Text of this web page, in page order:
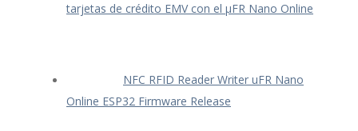
tarjetas de crédito EMV con el μFR Nano Online
NFC RFID Reader Writer uFR Nano
Online ESP32 Firmware Release